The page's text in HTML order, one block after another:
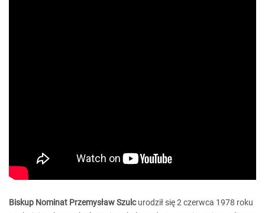
Biskup Nominat Przemysław Szulcurodził się 2 czerwca 1978 roku